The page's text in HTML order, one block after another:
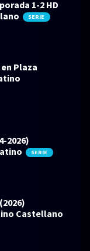
1-2 HD
SERIE
Plaza
2026)
SERIE
Castellano